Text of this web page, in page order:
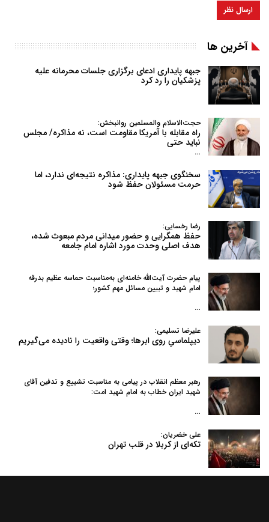
آخرین ها
جبهه پایداری ادعای برگزاری جلسات محرمانه علیه
پزشکیان را رد کرد
حجت‌الاسلام والمسلمین روانبخش:
راه مقابله با آمریکا مقاومت است، نه مذاکره/ مجلس
نباید حتی
…
سخنگوی جبهه پایداری: مذاکره نتیجه‌ای ندارد، اما
حرمت مسئولان حفظ شود
رضا رخسایی:
حفظ همگرایی و حضور میدانی مردم مبعوث شده،
هدف اصلی وحدت مورد اشاره امام جامعه
پیام حضرت آیت‌الله خامنه‌ای به‌مناسبت حماسه عظیم بدرقه
امام شهید و تبیین مسائل مهم کشور؛
…
علیرضا تسلیمی:
دیپلماسیِ روی ابرها؛ وقتی واقعیت را نادیده می‌گیریم
رهبر معظم انقلاب در پیامی به‌ مناسبت تشییع و تدفین آقای
شهید ایران خطاب به امام شهید امت:
…
علی خضریان:
تکه‌ای از کربلا در قلب تهران